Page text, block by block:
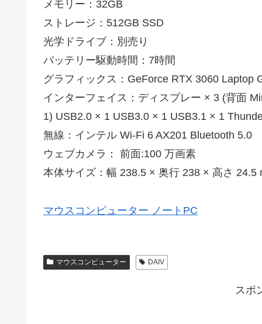
メモリー：32GB
ストレージ：512GB SSD
光学ドライブ：別売り
バッテリー駆動時間：7時間
グラフィックス：GeForce RTX 3060 Laptop
インターフェイス：ディスプレー × 3 (背面
1) USB2.0 × 1 USB3.0 × 1 USB3.1 × 1
無線：インテル Wi-Fi 6 AX201 Bluetooth 5.0
ウェブカメラ： 前面:100 万画素
本体サイズ：幅 238.5 × 奥行 238 × 高さ 24.5
マウスコンピューター ノートPC
マウスコンピューター DAIV
スポ